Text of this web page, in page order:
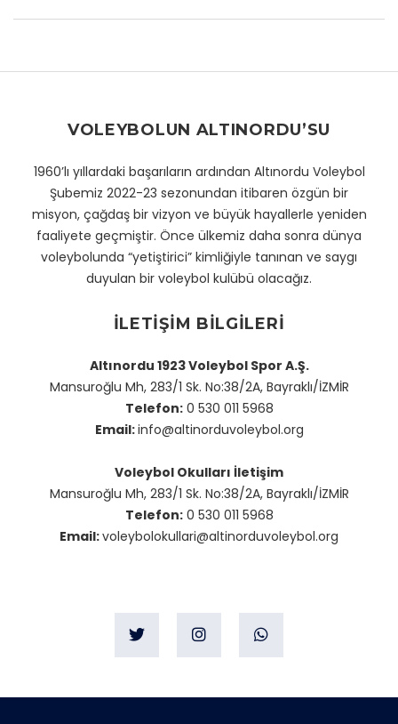
VOLEYBOLUN ALTINORDU’SU
1960’lı yıllardaki başarıların ardından Altınordu Voleybol
Şubemiz 2022-23 sezonundan itibaren özgün bir
misyon, çağdaş bir vizyon ve büyük hayallerle yeniden
faaliyete geçmiştir. Önce ülkemiz daha sonra dünya
voleybolunda “yetiştirici” kimliğiyle tanınan ve saygı
duyulan bir voleybol kulübü olacağız.
İLETIŞIM BILGILERI
Altınordu 1923 Voleybol Spor A.Ş.
Mansuroğlu Mh, 283/1 Sk. No:38/2A, Bayraklı/İZMİR
Telefon:0 530 011 5968
Email:info@altinorduvoleybol.org
Voleybol Okulları İletişim
Mansuroğlu Mh, 283/1 Sk. No:38/2A, Bayraklı/İZMİR
Telefon:0 530 011 5968
Email:voleybolokullari@altinorduvoleybol.org